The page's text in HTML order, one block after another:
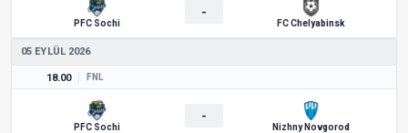
PFC Sochi
-
FC Chelyabinsk
05 EYLÜL 2026
18.00 FNL
PFC Sochi
-
Nizhny Novgorod